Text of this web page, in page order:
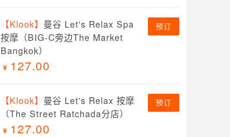
【Klook】 曼谷 Let's Relax Spa
按摩（BIG-C旁边The Market
Bangkok）
127.00
预订
【Klook】 曼谷 Let's Relax 按摩
（The Street Ratchada分店）
127.00
预订